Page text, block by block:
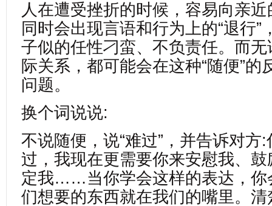
人在遭受挫折的时候，容易向亲
同时会出现言语和行为上的“退行”
子似的任性刁蛮、不负责任。而
际关系，都可能会在这种“随便”的
问题。
换个词说说:
不说随便，说“难过”，并告诉对方
过，我现在更需要你来安慰我、
定我……当你学会这样的表达，你
们想要的东西就在我们的嘴里。